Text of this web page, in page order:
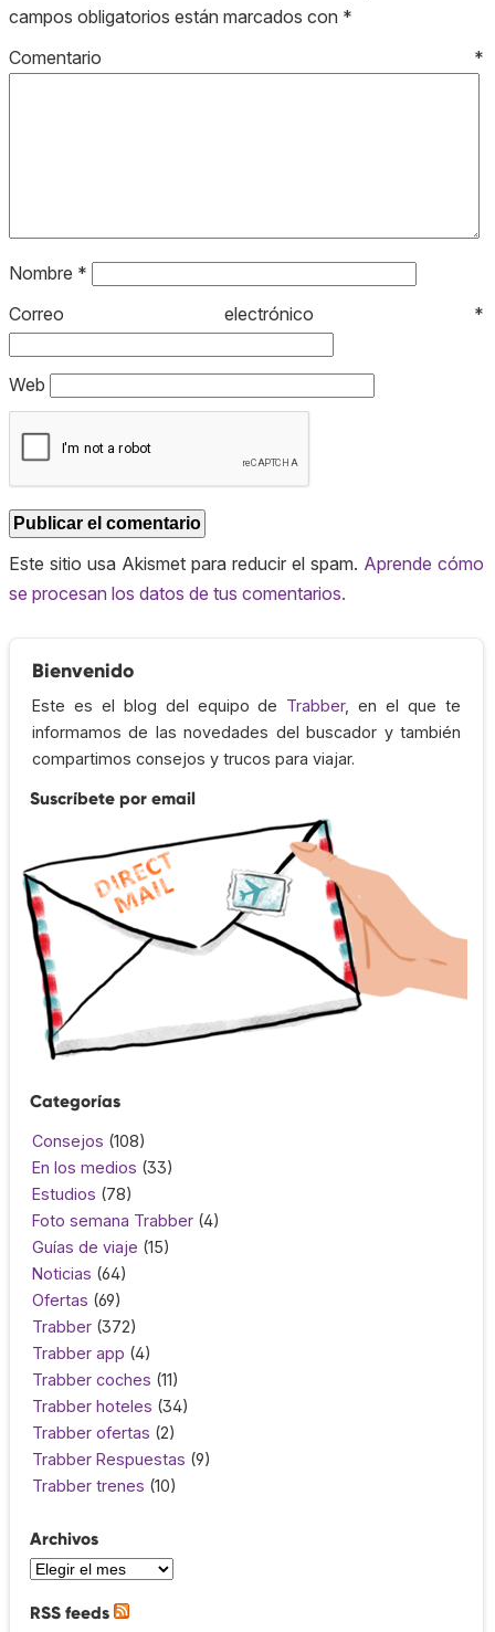
campos obligatorios están marcados con *
Comentario *
Nombre *
Correo electrónico *
Web
Este sitio usa Akismet para reducir el spam. Aprende cómo
se procesan los datos de tus comentarios.
Bienvenido
Este es el blog del equipo de Trabber, en el que te
informamos de las novedades del buscador y también
compartimos consejos y trucos para viajar.
Suscríbete por email
Categorías
Consejos (108)
En los medios (33)
Estudios (78)
Foto semana Trabber (4)
Guías de viaje (15)
Noticias (64)
Ofertas (69)
Trabber (372)
Trabber app (4)
Trabber coches (11)
Trabber hoteles (34)
Trabber ofertas (2)
Trabber Respuestas (9)
Trabber trenes (10)
Archivos
RSS feeds